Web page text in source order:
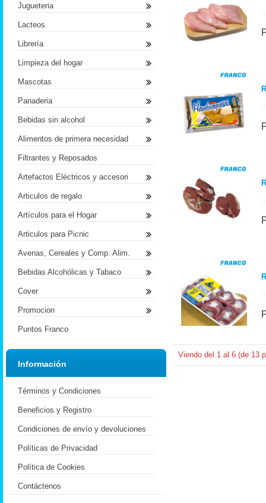
Viendo del 1 al 6 (de 13
Jugueteria
Lacteos
Librería
Limpieza del hogar
Mascotas
Panaderia
Bebidas sin alcohol
Alimentos de primera necesidad
Filtrantes y Reposados
Artefactos Eléctricos y accesori
Articulos de regalo
Artículos para el Hogar
Articulos para Picnic
Avenas, Cereales y Comp. Alim.
Bebidas Alcohólicas y Tabaco
Cover
Promocion
Puntos Franco
Información
Términos y Condiciones
Beneficios y Registro
Condiciones de envío y devoluciones
Políticas de Privacidad
Política de Cookies
Contáctenos